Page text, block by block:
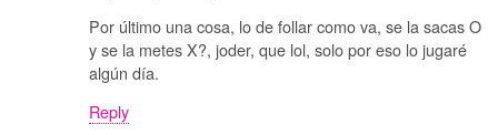
Por último una cosa, lo de follar como va, se la sacas O
y se la metes X?, joder, que lol, solo por eso lo jugaré
algún día.
Reply